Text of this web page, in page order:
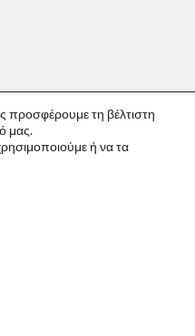
προσφέρουμε τη βέλτιστη
μας.
ή να τα